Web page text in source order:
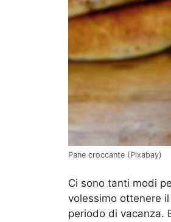
Pane croccante (Pixabay)
Ci sono tanti modi
volessimo ottenere
periodo di vacanza.